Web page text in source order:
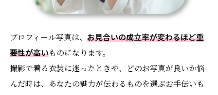
プロフィール写真は、 お見合いの成立率が変わるほど重
要性が高いものになります。
撮影で着る衣装に迷ったときや、どのお写真が良いか悩
んだ時は、あなたの魅力が伝わるものを選ぶお手伝いも